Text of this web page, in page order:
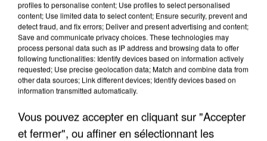
profiles to personalise content; Use profiles to select personalised
content; Use limited data to select content; Ensure security, prevent and
detect fraud, and fix errors; Deliver and present advertising and content;
Save and communicate privacy choices. These technologies may
process personal data such as IP address and browsing data to offer
following functionalities: Identify devices based on information actively
requested; Use precise geolocation data; Match and combine data from
other data sources; Link different devices; Identify devices based on
information transmitted automatically.
Vous pouvez accepter en cliquant sur "Accepter
et fermer", ou affiner en sélectionnant les